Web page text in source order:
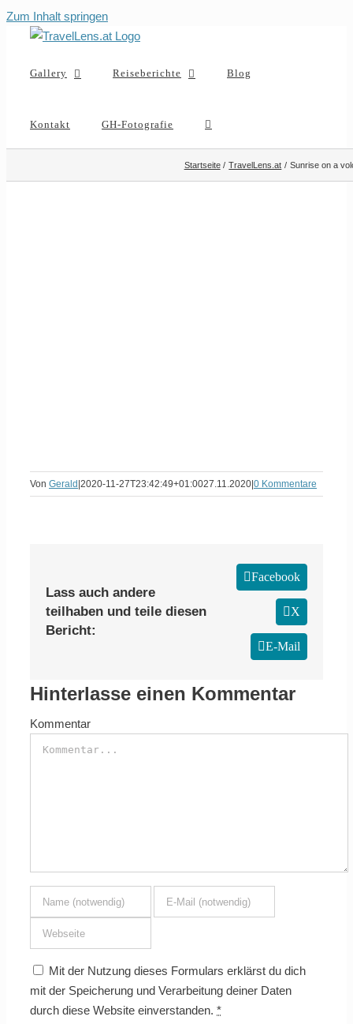
Zum Inhalt springen
Gallery Reiseberichte Blog
Kontakt GH-Fotografie
Startseite TravelLens.at Sunrise on a
Von Gerald 2020-11-27T23:42:49+01:0027.11.2020 0 Kommentare
Lass auch andere
teilhaben und teile diesen
Bericht:
Facebook
X
E-Mail
Hinterlasse einen Kommentar
Kommentar
Mit der Nutzung dieses Formulars erklärst du dich
mit der Speicherung und Verarbeitung deiner Daten
durch diese Website einverstanden. *